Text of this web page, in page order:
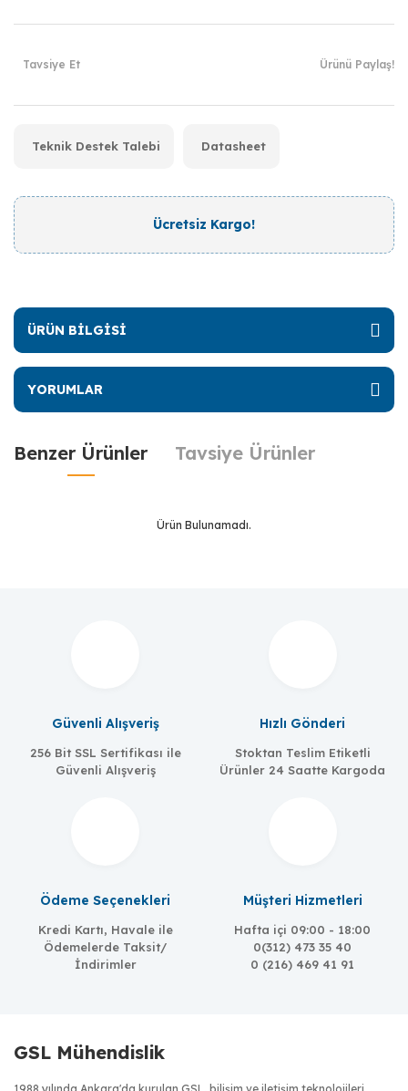
Tavsiye Et Ürünü Paylaş!
Teknik Destek Talebi Datasheet
Ücretsiz Kargo!
ÜRÜN BİLGİSİ
YORUMLAR
Benzer Ürünler Tavsiye Ürünler
Ürün Bulunamadı.
Güvenli Alışveriş
256 Bit SSL Sertifikası ile
Güvenli Alışveriş
Hızlı Gönderi
Stoktan Teslim Etiketli
Ürünler 24 Saatte Kargoda
Ödeme Seçenekleri
Kredi Kartı, Havale ile
Ödemelerde Taksit/
İndirimler
Müşteri Hizmetleri
Hafta içi 09:00 - 18:00
0(312) 473 35 40
0 (216) 469 41 91
GSL Mühendislik